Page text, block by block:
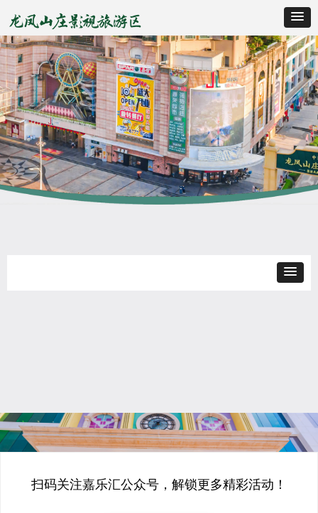
扫码关注嘉乐汇公众号，解锁更多精彩活动！